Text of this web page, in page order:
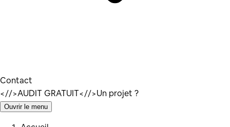
Contact
<//>AUDIT GRATUIT<//>Un projet ?
Ouvrir le menu